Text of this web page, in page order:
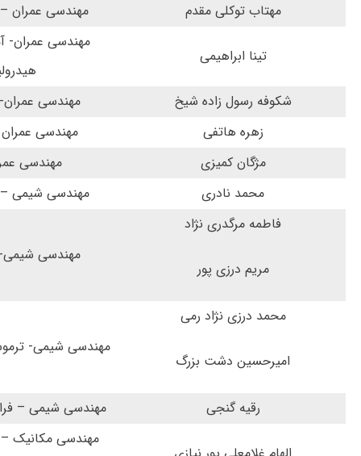
مهتاب توکلی مقدم
مهندسی
تینا ابراهیمی
مهندسی عمران-
شکوفه رسول زاده شیخ
مهندسی عمران-
زهره هاتفی
مهندسی
مژگان کمیزی
مهندسی
محمد نادری
مهندسی شیمی –
فاطمه مرگدری نژاد
مریم درزی پور
مهندسی شیمی-
محمد درزی نژاد رمی
امیرحسین دشت بزرگ
مهندسی شیمی-
رقیه گنجی مهندسی شیمی –
مهندسی مکانیک